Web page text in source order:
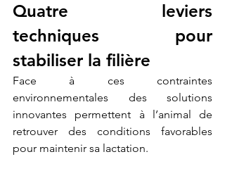
Quatre leviers
techniques pour
stabiliser la filière
Face à ces contraintes
environnementales des solutions
innovantes permettent à l’animal de
retrouver des conditions favorables
pour maintenir sa lactation.